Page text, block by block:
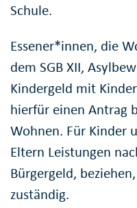
Schule.
Essener*innen, die
dem SGB XII,
Kindergeld mit
hierfür einen Antrag
Wohnen. Für Kinder
Eltern Leistungen
Bürgergeld,
zuständig.